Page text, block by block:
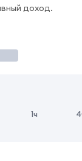
доход.
1ч